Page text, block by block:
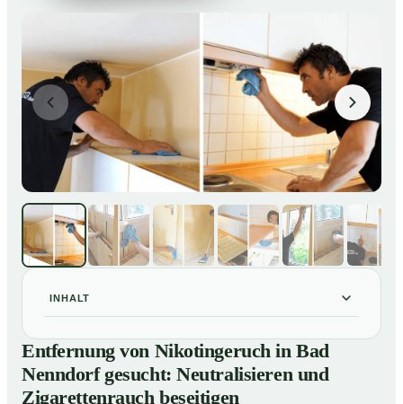
INHALT
01 Entfernung von Nikotingeruch in Bad Nenndorf
gesucht: Neutralisieren und Zigarettenrauch beseitigen
So entfernen wir Nikotingeruch in Bad Nenndorf
Entfernung von Nikotingeruch in Bad
Nenndorf gesucht: Neutralisieren und
Zigarettenrauch beseitigen